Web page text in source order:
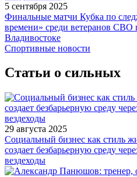
5 сентября 2025
Финальные матчи Кубка по
времени» среди ветеранов СВО
Владивостоке
Спортивные новости
Статьи о сильных
29 августа 2025
Социальный бизнес как стиль
создает безбарьерную среду
вездеходы